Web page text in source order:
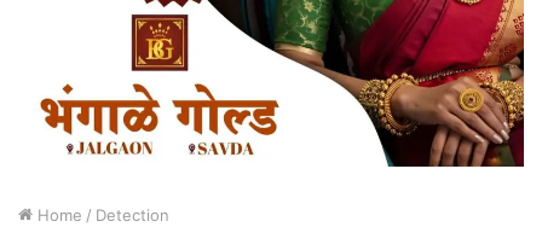
Home / Detection